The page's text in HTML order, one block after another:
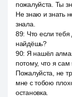
пожалуйста. Ты
Не знаю и знать
знала.
89: Что если тебя
найдёшь?
90: Я нашёл
потому, что я
Пожалуйста, не
мне с тобою
остановка.